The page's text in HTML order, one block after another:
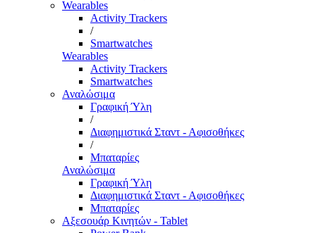
Wearables
Activity Trackers
/
Smartwatches
Wearables
Activity Trackers
Smartwatches
Αναλώσιμα
Γραφική Ύλη
/
Διαφημιστικά Σταντ - Αφισοθήκες
/
Μπαταρίες
Αναλώσιμα
Γραφική Ύλη
Διαφημιστικά Σταντ - Αφισοθήκες
Μπαταρίες
Αξεσουάρ Κινητών - Tablet